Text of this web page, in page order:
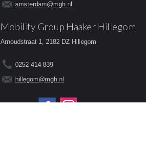
amsterdam@mgh.nl
Mobility Group Haaker Hillegom
Arnoudstraat 1, 2182 DZ Hillegom
0252 414 839
hillegom@mgh.nl
Volg ons op: